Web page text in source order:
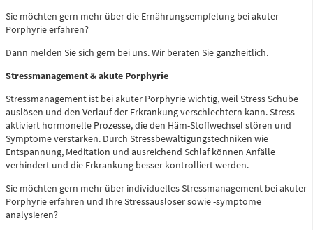
0172 - 377 2436
Kinderchirurgische
Notfallambulanz
(0 bis 24 Uhr)
Flemmingstraße 2 (N022/Haus
1)
Sie möchten gern mehr über die Ernährungsempfelung bei akuter
Porphyrie erfahren?
Dann melden Sie sich gern bei uns. Wir beraten Sie ganzheitlich.
Stressmanagement & akute Porphyrie
Stressmanagement ist bei akuter Porphyrie wichtig, weil Stress Schübe
auslösen und den Verlauf der Erkrankung verschlechtern kann. Stress
aktiviert hormonelle Prozesse, die den Häm-Stoffwechsel stören und
Symptome verstärken. Durch Stressbewältigungstechniken wie
Entspannung, Meditation und ausreichend Schlaf können Anfälle
verhindert und die Erkrankung besser kontrolliert werden.
Sie möchten gern mehr über individuelles Stressmanagement bei akuter
Porphyrie erfahren und Ihre Stressauslöser sowie -symptome
analysieren?